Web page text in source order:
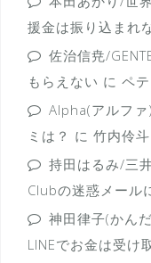
援金は振り込まれ
佐治信尭/
もらえない に ペ
Alpha(アルフ
ミは？ に 竹内伶斗
持田はるみ/三
Clubの迷惑メール
神田律子(かん
LINEでお金は受け